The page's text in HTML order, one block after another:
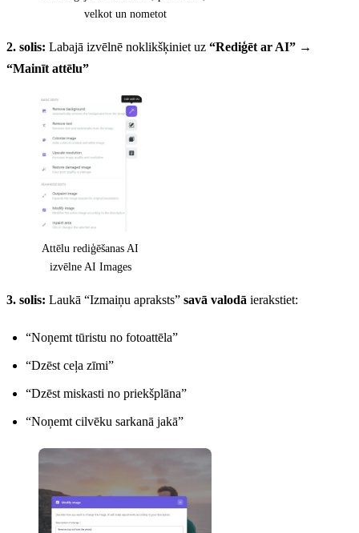
velkot un nometot
2. solis: Labajā izvēlnē noklikšķiniet uz “Rediģēt ar AI” →
“Mainīt attēlu”
Attēlu rediģēšanas AI
izvēlne AI Images
3. solis: Laukā “Izmaiņu apraksts” savā valodā ierakstiet:
“Noņemt tūristu no fotoattēla”
“Dzēst ceļa zīmi”
“Dzēst miskasti no priekšplāna”
“Noņemt cilvēku sarkanā jakā”